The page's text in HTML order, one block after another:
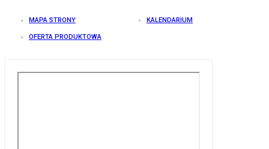
MAPA STRONY KALENDARIUM
OFERTA PRODUKTOWA